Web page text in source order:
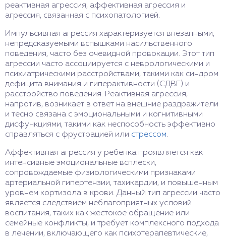
реактивная агрессия, аффективная агрессия и
агрессия, связанная с психопатологией.
Импульсивная агрессия характеризуется внезапными,
непредсказуемыми вспышками насильственного
поведения, часто без очевидной провокации. Этот тип
агрессии часто ассоциируется с неврологическими и
психиатрическими расстройствами, такими как синдром
дефицита внимания и гиперактивности (СДВГ) и
расстройство поведения. Реактивная агрессия,
напротив, возникает в ответ на внешние раздражители
и тесно связана с эмоциональными и когнитивными
дисфункциями, такими как неспособность эффективно
справляться с фрустрацией или стрессом.
Аффективная агрессия у ребенка проявляется как
интенсивные эмоциональные всплески,
сопровождаемые физиологическими признаками
артериальной гипертензии, тахикардии, и повышенным
уровнем кортизола в крови. Данный тип агрессии часто
является следствием неблагоприятных условий
воспитания, таких как жестокое обращение или
семейные конфликты, и требует комплексного подхода
в лечении, включающего как психотерапевтические,